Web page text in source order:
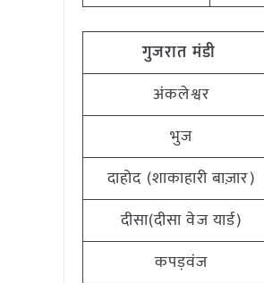
गुजरातमंडी
अंकलेश्वर
भुज
दाहोद (शाकाहारी बाज़ार)
दीसा(दीसा वेज यार्ड)
कपड़वंज